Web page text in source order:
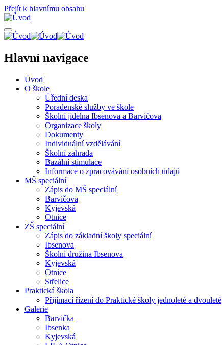
Přejít k hlavnímu obsahu
Hlavní navigace
Úvod
O škole
Úřední deska
Poradenské služby ve škole
Školní jídelna Ibsenova a Barvičova
Organizace školy
Dokumenty
Individuální vzdělávání
Školní zahrada
Bazální stimulace
Informace o zpracovávání osobních údajů
MŠ speciální
Zápis do MŠ speciální
Barvičova
Kyjevská
Otnice
ZŠ speciální
Zápis do základní školy speciální
Ibsenova
Školní družina Ibsenova
Kyjevská
Otnice
Střelice
Praktická škola
Přijímací řízení do Praktické školy jednoleté a dvouleté
Galerie
Barvička
Ibsenka
Kyjevská